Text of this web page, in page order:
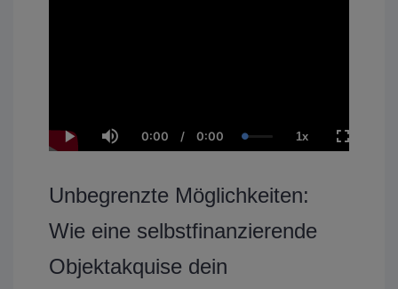
P
l
M
u
C
u
n
T
i
e
0:00 /
D
u
i
o
0:00
L
o
e
d
0
.
1x
P
l
b
a
k
R
F
u
Unbegrenzte Möglichkeiten:
Wie eine selbstfinanzierende
Objektakquise dein